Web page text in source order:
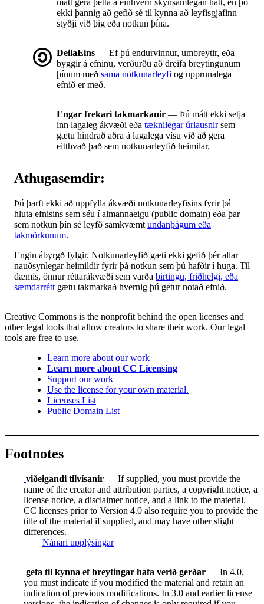
mátt gera þetta á einhvern skynsamlegan hátt, en þó
ekki þannig að gefið sé til kynna að leyfisgjafinn
styðji við þig eða notkun þína.
DeilaEins — Ef þú endurvinnur, umbreytir, eða
byggir á efninu, verðurðu að dreifa breytingunum
þínum með sama notkunarleyfi og upprunalega
efnið er með.
Engar frekari takmarkanir — Þú mátt ekki setja
inn lagaleg ákvæði eða tæknilegar úrlausnirsem
gætu hindrað aðra á lagalega vísu við að gera
eitthvað það sem notkunarleyfið heimilar.
Athugasemdir:
Þú þarft ekki að uppfylla ákvæði notkunarleyfisins fyrir þá
hluta efnisins sem séu í almannaeigu (public domain) eða þar
sem notkun þín sé leyfð samkvæmt undanþágum eða
takmörkunum.
Engin ábyrgð fylgir. Notkunarleyfið gæti ekki gefið þér allar
nauðsynlegar heimildir fyrir þá notkun sem þú hafðir í huga. Til
dæmis, önnur réttarákvæði sem varða birtingu, friðhelgi, eða
sæmdarrétt gætu takmarkað hvernig þú getur notað efnið.
Creative Commons is the nonprofit behind the open licenses and
other legal tools that allow creators to share their work. Our legal
tools are free to use.
Learn more about our work
Learn more about CC Licensing
Support our work
Use the license for your own material.
Licenses List
Public Domain List
Footnotes
viðeigandi tilvísanir — If supplied, you must provide the
name of the creator and attribution parties, a copyright notice, a
license notice, a disclaimer notice, and a link to the material.
CC licenses prior to Version 4.0 also require you to provide the
title of the material if supplied, and may have other slight
differences.
Nánari upplýsingar
gefa til kynna ef breytingar hafa verið gerðar — In 4.0,
you must indicate if you modified the material and retain an
indication of previous modifications. In 3.0 and earlier license